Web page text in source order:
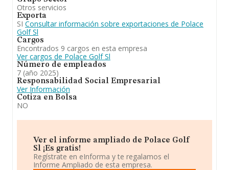
Otros servicios
Exporta
SI Consultar información sobre exportaciones de Polace
Golf Sl
Cargos
Encontrados 9 cargos en esta empresa
Ver cargos de Polace Golf Sl
Número de empleados
7 (año 2025)
Responsabilidad Social Empresarial
Ver Información
Cotiza en Bolsa
NO
Ver el informe ampliado de Polace Golf
Sl ¡Es gratis!
Regístrate en eInforma y te regalamos el
Informe Ampliado de esta empresa.